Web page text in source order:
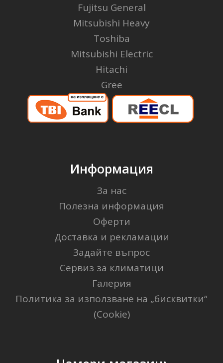
Fujitsu General
Mitsubishi Heavy
Toshiba
Mitsubishi Electric
Hitachi
Gree
Информация
За нас
Полезна информация
Оферти
Доставка и рекламации
Задайте въпрос
Сервиз за климатици
Галерия
Политика за използване на „бисквитки“
(Cookie)